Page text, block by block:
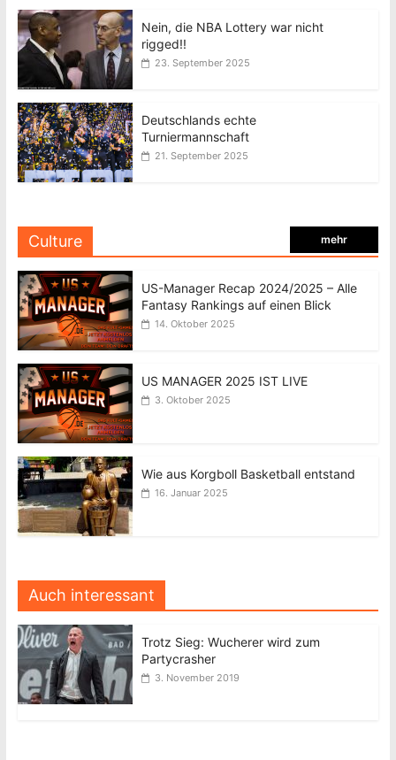
Nein, die NBA Lottery war nicht
rigged!!
23. September 2025
Deutschlands echte
Turniermannschaft
21. September 2025
Culture mehr
US-Manager Recap 2024/2025 – Alle
Fantasy Rankings auf einen Blick
14. Oktober 2025
US MANAGER 2025 IST LIVE
3. Oktober 2025
Wie aus Korgboll Basketball entstand
16. Januar 2025
Auch interessant
Trotz Sieg: Wucherer wird zum
Partycrasher
3. November 2019